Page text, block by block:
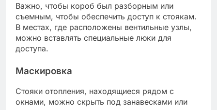
Важно, чтобы короб был разборным или
съемным, чтобы обеспечить доступ к стоякам.
В местах, где расположены вентильные узлы,
можно вставлять специальные люки для
доступа.
Маскировка
Стояки отопления, находящиеся рядом с
окнами, можно скрыть под занавесками или